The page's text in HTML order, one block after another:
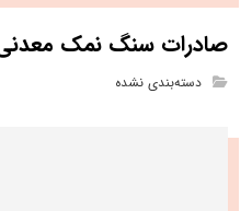
صادرات سنگ نمک معدنی
دسته‌بندی نشده